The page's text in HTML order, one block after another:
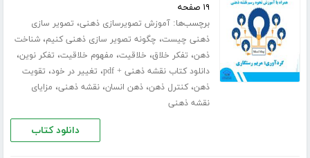
۱۹ صفحه
برچسب‌ها:آموزش تصویرسازی ذهنی، تصویر سازی
ذهنی چیست، چگونه تصویر سازی ذهنی کنیم،شناخت
ذهن، تفکر خلاق، خلاقیت، مفهوم خلاقیت، تفکر نوین،
دانلود کتاب نقشه ذهنی + pdf ، تغییر در خود، تقویت
ذهن،کنترل ذهن،ذهن انسان،نقشه ذهنی، مزایای
نقشه ذهنی
دانلود کتاب